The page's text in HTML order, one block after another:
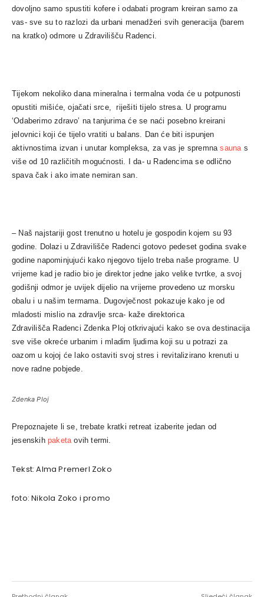
dovoljno samo spustiti kofere i odabati program kreiran samo za
vas- sve su to razlozi da urbani menadžeri svih generacija (barem
na kratko) odmore u Zdravilišču Radenci
Tijekom nekoliko dana mineralna i termalna voda će u potpunosti
opustiti mišiće, ojačati srce, riješiti tijelo stresa. U programu
‘Odaberimo zdravo’ na tanjurima će se naći posebno kreirani
jelovnici koji će tijelo vratiti u balans. Dan će biti ispunjen
aktivnostima izvan i unutar kompleksa, za vas je spremnasauna s
više od 10 različitih mogućnosti. I da- u Radencima se odlično
spava čak i ako imate nemiran san.
– Naš najstariji gost trenutno u hotelu je gospodin kojem su 93
godine. Dolazi u Zdravilišče Radenci gotovo pedeset godina svake
godine napominjujući kako njegovo tijelo treba naše programe. U
vrijeme kad je radio bio je direktor jedne jako velike tvrtke, a svoj
godišnji odmor je uvijek dijelio na vrijeme provedeno uz morsku
obalu i u našim termama. Dugovječnost pokazuje kako je od
mladosti mislio na zdravlje srca- kaže direktorica
Zdravilišča Radenci Zdenka Ploj otkrivajući kako se ova destinacija
sve više okreće urbanim i mladim ljudima koji su u potrazi za
oazom u kojoj će lako ostaviti svoj stres i revitalizirano krenuti u
nove radne pobjede.
Zdenka Ploj
Prepoznajete li se, trebate kratki retreat izaberite jedan od
jesenskihpaketa ovih termi.
Tekst: Alma Premerl Zoko
foto: Nikola Zoko i promo